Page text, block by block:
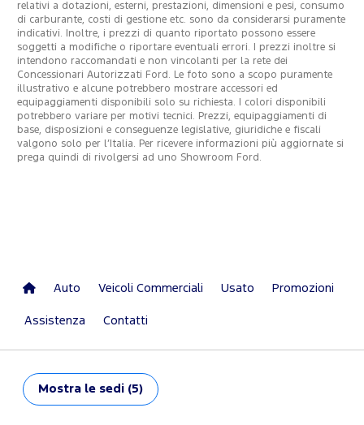
relativi a dotazioni, esterni, prestazioni, dimensioni e pesi, consumo
di carburante, costi di gestione etc. sono da considerarsi puramente
indicativi. Inoltre, i prezzi di quanto riportato possono essere
soggetti a modifiche o riportare eventuali errori. I prezzi inoltre si
intendono raccomandati e non vincolanti per la rete dei
Concessionari Autorizzati Ford. Le foto sono a scopo puramente
illustrativo e alcune potrebbero mostrare accessori ed
equipaggiamenti disponibili solo su richiesta. I colori disponibili
potrebbero variare per motivi tecnici. Prezzi, equipaggiamenti di
base, disposizioni e conseguenze legislative, giuridiche e fiscali
valgono solo per l’Italia. Per ricevere informazioni più aggiornate si
prega quindi di rivolgersi ad uno Showroom Ford.
Auto Veicoli Commerciali Usato Promozioni
Assistenza Contatti
Mostra le sedi (5)